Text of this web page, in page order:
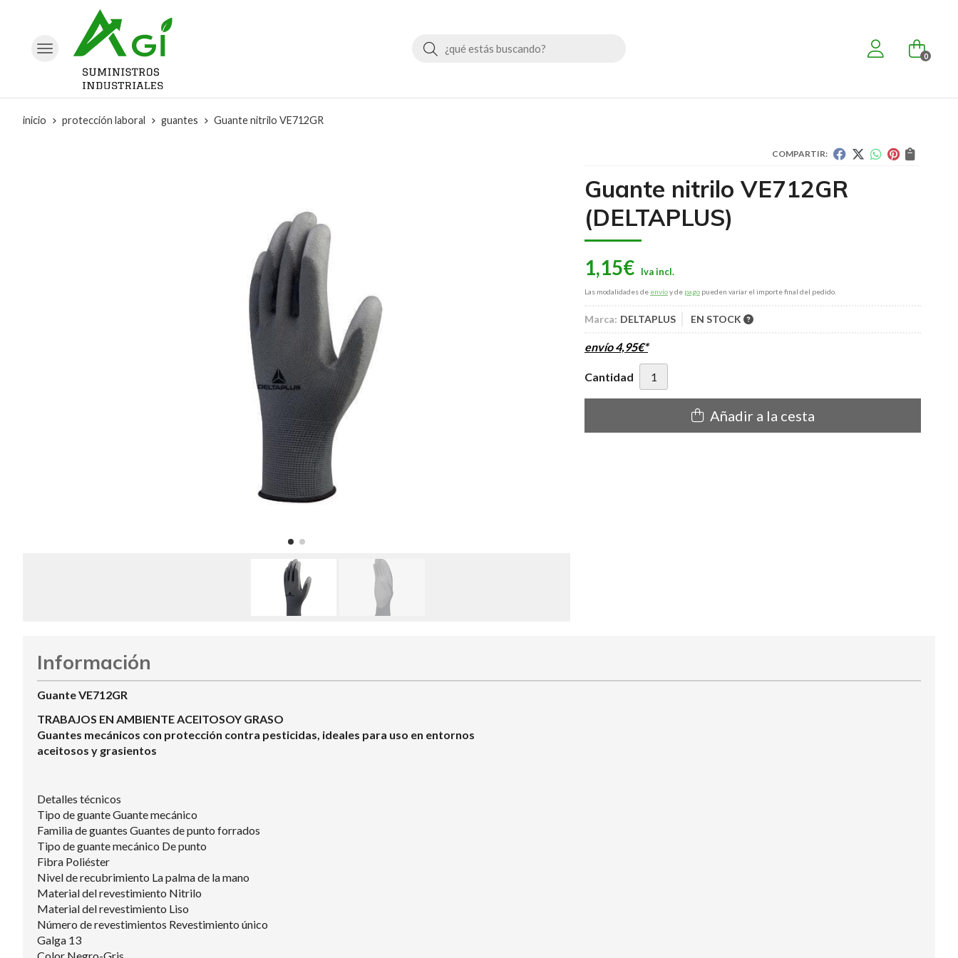
Buscar 0
inicio protección laboral guantes Guante nitrilo VE712GR
COMPARTIR:
Guante nitrilo VE712GR
(DELTAPLUS)
1,15€
Las modalidades de envíoy de pago pueden variar el importe final del pedido.
Marca: DELTAPLUS EN STOCK
envío4,95€*
Cantidad
Añadir a la cesta
Información
Guante VE712GR
TRABAJOS EN AMBIENTE ACEITOSOY GRASO
Guantes mecánicos con protección contra pesticidas, ideales para uso en entornos
aceitosos y grasientos
Detalles técnicos
Tipo de guante Guante mecánico
Familia de guantes Guantes de punto forrados
Tipo de guante mecánico De punto
Fibra Poliéster
Nivel de recubrimiento La palma de la mano
Material del revestimiento Nitrilo
Material del revestimiento Liso
Número de revestimientos Revestimiento único
Galga 13
Color Negro-Gris